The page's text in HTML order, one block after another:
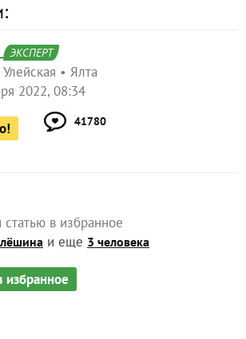
ЭКСПЕРТ
Ялта
2022, 08:34
41780
в избранное
и еще 3 человека
избранное